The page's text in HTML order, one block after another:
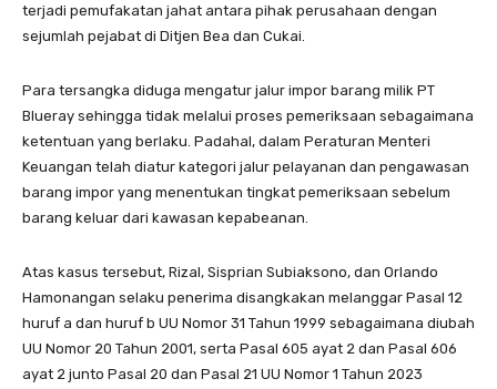
terjadi pemufakatan jahat antara pihak perusahaan dengan
sejumlah pejabat di Ditjen Bea dan Cukai.
Para tersangka diduga mengatur jalur impor barang milik PT
Blueray sehingga tidak melalui proses pemeriksaan sebagaimana
ketentuan yang berlaku. Padahal, dalam Peraturan Menteri
Keuangan telah diatur kategori jalur pelayanan dan pengawasan
barang impor yang menentukan tingkat pemeriksaan sebelum
barang keluar dari kawasan kepabeanan.
Atas kasus tersebut, Rizal, Sisprian Subiaksono, dan Orlando
Hamonangan selaku penerima disangkakan melanggar Pasal 12
huruf a dan huruf b UU Nomor 31 Tahun 1999 sebagaimana diubah
UU Nomor 20 Tahun 2001, serta Pasal 605 ayat 2 dan Pasal 606
ayat 2 junto Pasal 20 dan Pasal 21 UU Nomor 1 Tahun 2023